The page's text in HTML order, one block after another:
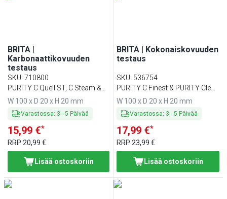
BRITA |
Karbonaattikovuuden
testaus
SKU: 710800
PURITY C Quell ST, C Steam &
PURITY Clean
W 100 x D 20 x H 20 mm
Varastossa: 3 - 5 Päivää
15,99 €*
RRP 20,99 €
Lisää ostoskoriin
BRITA | Kokonaiskovuuden
testaus
SKU: 536754
PURITY C Finest & PURITY Clean
Extra
W 100 x D 20 x H 20 mm
Varastossa: 3 -5 Päivää
17,99 €*
RRP23,99 €
Lisää ostoskoriin